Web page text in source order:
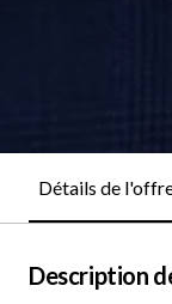
Détails de
Description